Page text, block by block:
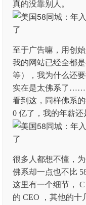
真的没靠别人。
至于广告嘛，用创
我的网站已经全都
等），我为什么还
实在是太佛系了……
看到这，同样佛系
0 亿了，我的年薪还
很多人都想不懂，
佛系却一点也不比
这里有一个细节，
的 CEO ，其他的十